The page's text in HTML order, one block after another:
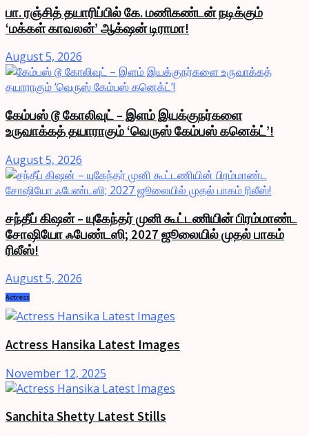
பா. ரஞ்சித் தயாரிப்பில் கே. மணிகண்டன் நடிக்கும்
‘மக்கள் காவலன்’ ஆக்‌ஷன் டிராமா!
August 5, 2026
கேம்பஸ் டூ கோலிவுட் – இளம் இயக்குநர்களை
உருவாக்கத் தயாராகும் ‘வெருஸ் கேம்பஸ் கனெக்ட்’!
August 5, 2026
சந்தீப் கிஷன் – யுகேந்தர் முனி கூட்டணியின் பிரம்மாண்ட
சோஷியோ ஃபேண்டஸி; 2027 ஜூலையில் முதல் பாகம்
ரிலீஸ்!
August 5, 2026
Actress
Actress Hansika Latest Images
November 12, 2025
Sanchita Shetty Latest Stills